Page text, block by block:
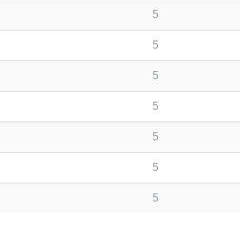
5
5
5
5
5
5
5